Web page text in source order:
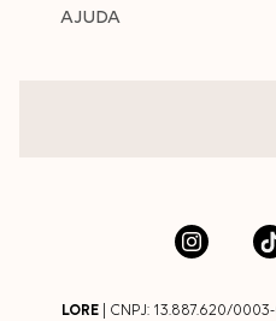
AJUDA
LORE | CNPJ: 13.887.620/